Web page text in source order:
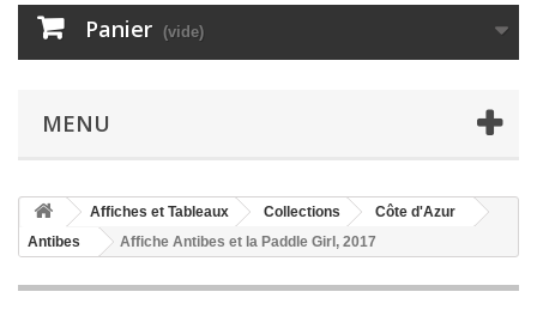
Panier (vide)
MENU
Affiches et Tableaux Collections
Côte d'Azur
Antibes
Affiche Antibes et la Paddle Girl, 2017